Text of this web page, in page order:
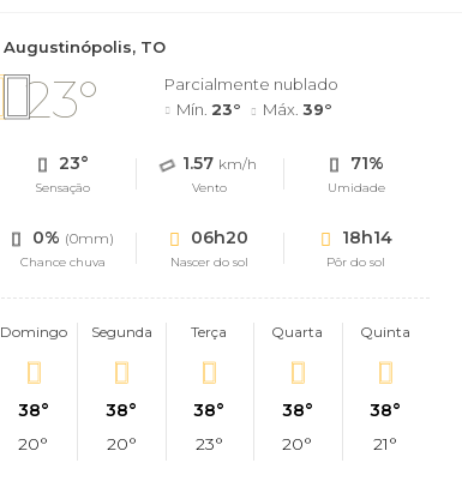
Augustinópolis, TO
23°
Parcialmente nublado
Mín. 23° Máx. 39°
23°
Sensação
1.57 km/h
Vento
71%
Umidade
0% (0mm)
Chance chuva
06h20
Nascer do sol
18h14
Pôr do sol
Domingo
38°
20°
Segunda
38°
20°
Terça
38°
23°
Quarta
38°
20°
Quinta
38°
21°